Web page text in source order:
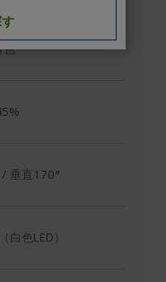
色
垂直170°
色LED）